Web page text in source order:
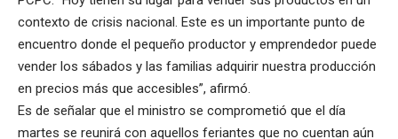
contexto de crisis nacional. Este es un importante punto de
encuentro donde el pequeño productor y emprendedor puede
vender los sábados y las familias adquirir nuestra producción
en precios más que accesibles”, afirmó.
Es de señalar que el ministro se comprometió que el día
martes se reunirá con aquellos feriantes que no cuentan aún